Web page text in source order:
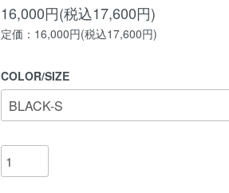
16,000円(税込17,600円)
定価：16,000円(税込17,600円)
COLOR/SIZE